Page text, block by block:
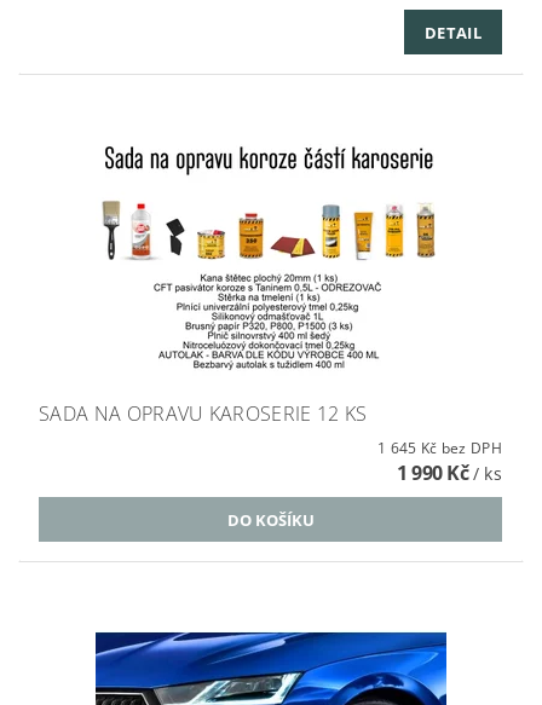
DETAIL
SADA NA OPRAVU KAROSERIE 12 KS
1 645 Kč bez DPH
1 990 Kč/ ks